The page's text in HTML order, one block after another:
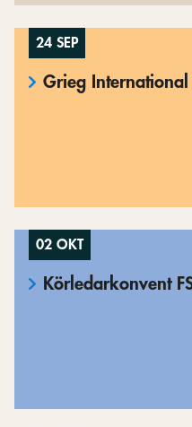
24 SEP
Grieg International
02 OKT
Körledarkonvent